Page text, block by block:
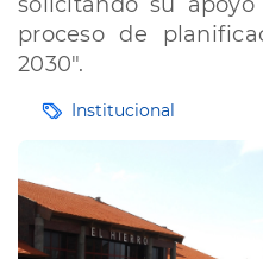
proceso de
2030".
EtiquetasInstitucional